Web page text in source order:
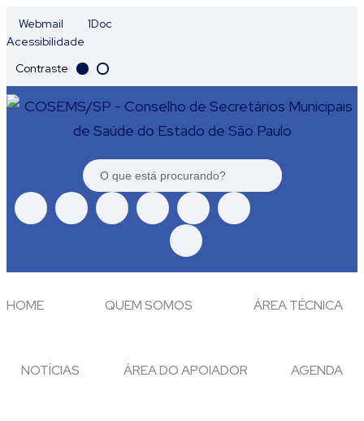
Webmail
1Doc
Acessibilidade
Contraste
HOME QUEM SOMOS ÁREA TÉCNICA
NOTÍCIAS ÁREA DO APOIADOR AGENDA